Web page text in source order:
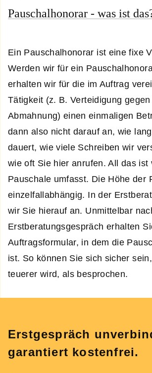
Pauschalhonorar - was ist
Ein Pauschalhonorar ist eine fixe
Werden wir für ein
erhalten wir für die im Auftrag
Tätigkeit (z. B. Verteidigung
Abmahnung) einen einmaligen
dann also nicht darauf an, wie
dauert, wie viele Schreiben wir
wie oft Sie hier anrufen. All das ist
Pauschale umfasst. Die Höhe der
einzelfallabhängig. In der
wir Sie hierauf an. Unmittelbar
Erstberatungsgespräch erhalten
Auftragsformular, in dem die
ist. So können Sie sich sicher
teuerer wird, als besprochen.
Erstgespräch
garantiert kostenfrei.